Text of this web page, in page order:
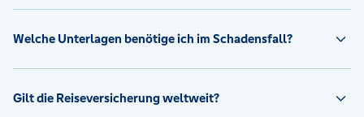
Welche Unterlagen benötige ich im Schadensfall?
Gilt die Reiseversicherung weltweit?